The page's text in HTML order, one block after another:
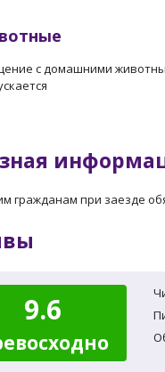
с домашними
гражданам при заезде
9.6